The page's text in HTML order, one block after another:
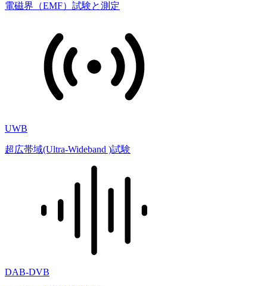
電磁界（EMF）試験と測定
UWB
超広帯域(Ultra-Wideband )試験
DAB-DVB